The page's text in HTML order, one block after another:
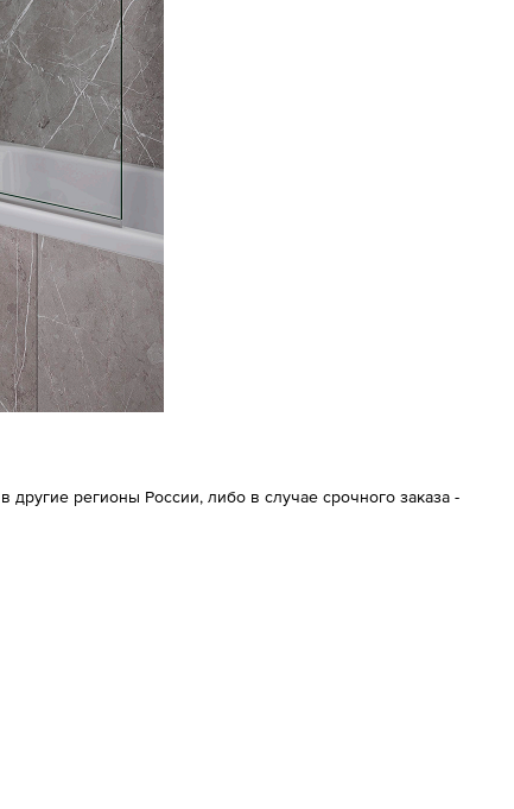
регионы России, либо в случае срочного заказа -